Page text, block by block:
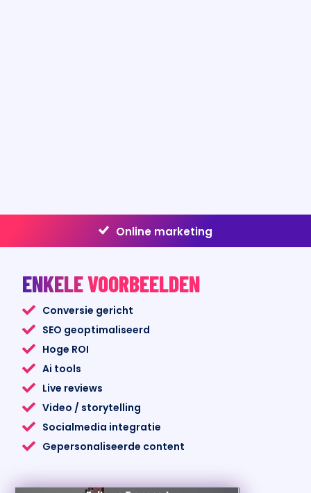
ENKELE VOORBEELDEN
Conversie gericht
SEO geoptimaliseerd
Hoge ROI
Ai tools
Live reviews
Video / storytelling
Socialmedia integratie
Gepersonaliseerde content